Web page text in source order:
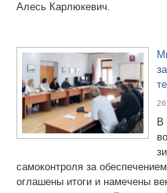
Алесь Карлюкевич.
В
самоконтроля за
оглашены итоги и намечены